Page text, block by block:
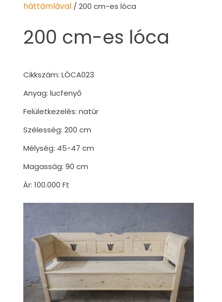
háttámlával / 200 cm-es lóca
200 cm-es lóca
Cikkszám: LÓCA023
Anyag: lucfenyő
Felületkezelés: natúr
Szélesség: 200 cm
Mélység: 45-47 cm
Magasság: 90 cm
Ár: 100.000 Ft